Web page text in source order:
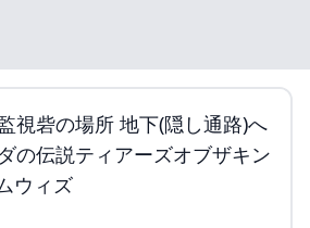
ティアキン
ティアキン 祠
ティアキン 武器
視砦の場所 地下(隠し通路)へ
の伝説ティアーズオブザキン
ウィズ